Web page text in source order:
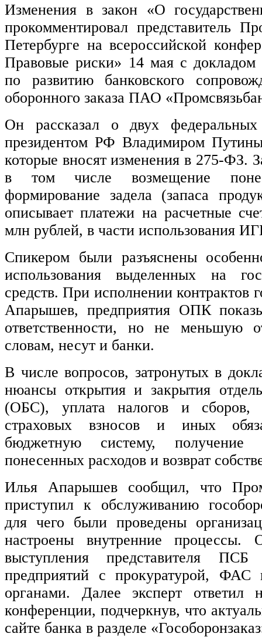
Изменения в закон «О
прокомментировал представитель
Петербурге на всероссийской
Правовые риски» 14 мая с
по развитию банковского
оборонного заказа ПАО
Он рассказал о двух федеральных
президентом РФ Владимиром
которые вносят изменения в 275-ФЗ.
в том числе возмещение
формирование задела (запаса
описывает платежи на расчетные
млн рублей, в части использования
Спикером были разъяснены
использования выделенных на
средств. При исполнении контрактов
Апарышев, предприятия ОПК
ответственности, но не меньшую
словам, несут и банки.
В числе вопросов, затронутых в
нюансы открытия и закрытия
(ОБС), уплата налогов и сборов,
страховых взносов и иных
бюджетную систему, получение
понесенных расходов и возврат
Илья Апарышев сообщил, что
приступил к обслуживанию
для чего были проведены
настроены внутренние
выступления представителя ПСБ
предприятий с прокуратурой, ФАС
органами. Далее эксперт ответил
конференции, подчеркнув, что
сайте банка в разделе